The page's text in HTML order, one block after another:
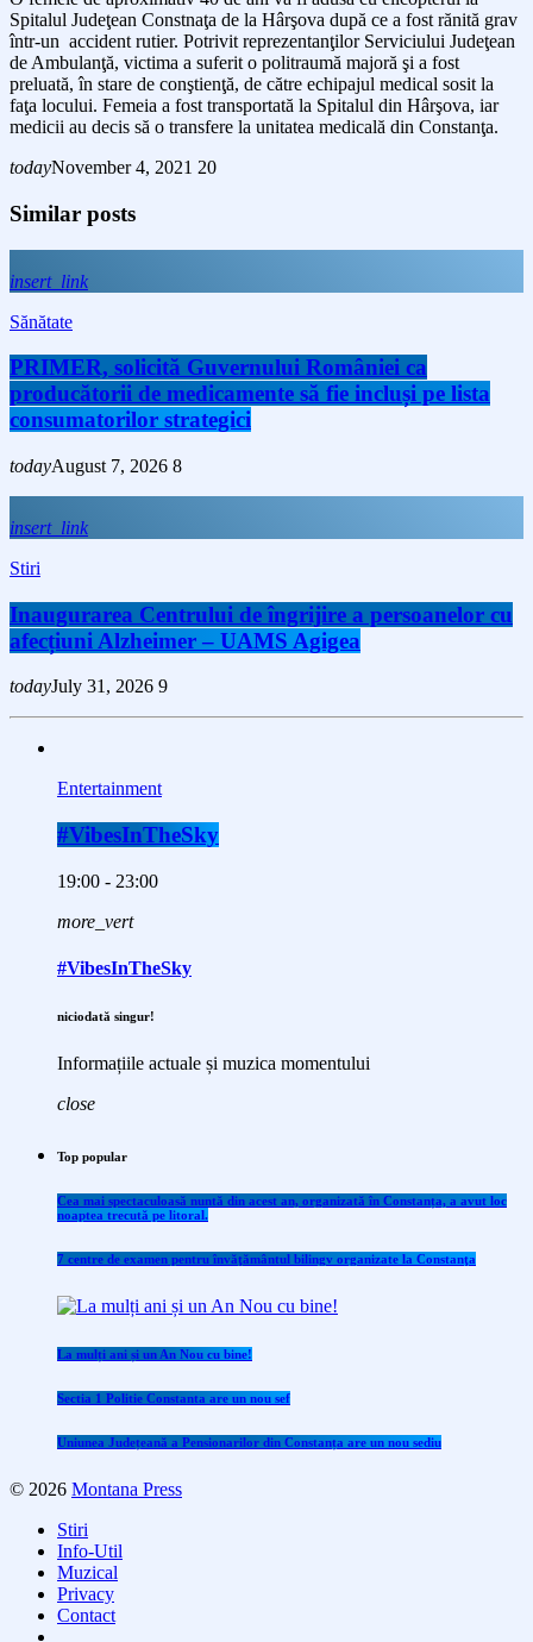
Spitalul Judeţean Constnaţa de la Hârşova după ce a fost rănită grav
într-un accident rutier. Potrivit reprezentanţilor Serviciului Judeţean
de Ambulanţă, victima a suferit o politraumă majoră şi a fost
preluată, în stare de conştienţă, de către echipajul medical sosit la
faţa locului. Femeia a fost transportată la Spitalul din Hârşova, iar
medicii au decis să o transfere la unitatea medicală din Constanţa.
todayNovember 4, 2021 20
Similar posts
insert_link
Sănătate
PRIMER, solicită Guvernului României ca
producătorii de medicamente să fie incluși pe lista
consumatorilor strategici
todayAugust 7, 2026 8
insert_link
Stiri
Inaugurarea Centrului de îngrijire a persoanelor cu
afecțiuni Alzheimer – UAMS Agigea
todayJuly 31, 2026 9
Entertainment
#VibesInTheSky
19:00 - 23:00
more_vert
#VibesInTheSky
niciodată singur!
Informațiile actuale și muzica momentului
close
Top popular
Cea mai spectaculoasă nuntă din acest an, organizată în Constanța, a avut loc
noaptea trecută pe litoral.
7 centre de examen pentru învăţământul bilingv organizate la Constanţa
La mulți ani și un An Nou cu bine!
Sectia 1 Politie Constanta are un nou sef
Uniunea Județeană a Pensionarilor din Constanța are un nou sediu
© 2026 Montana Press
Stiri
Info-Util
Muzical
Privacy
Contact